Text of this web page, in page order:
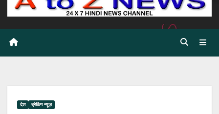
देश ब्रेकिंग न्यूज़